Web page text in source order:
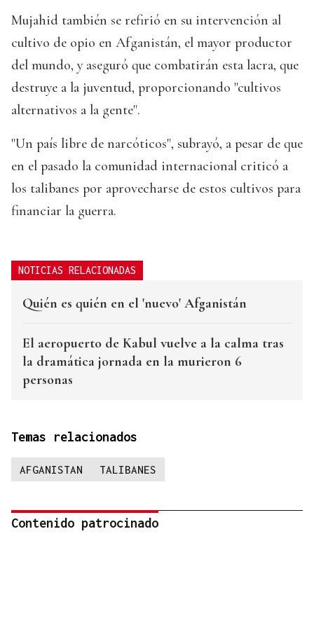
Mujahid también se refirió en su intervención al
cultivo de opio en Afganistán, el mayor productor
del mundo, y aseguró que combatirán esta lacra, que
destruye a la juventud, proporcionando "cultivos
alternativos a la gente".
"Un país libre de narcóticos", subrayó, a pesar de que
en el pasado la comunidad internacional criticó a
los talibanes por aprovecharse de estos cultivos para
financiar la guerra.
NOTICIAS RELACIONADAS
Quién es quién en el 'nuevo' Afganistán
El aeropuerto de Kabul vuelve a la calma tras
la dramática jornada en la murieron 6
personas
Temas relacionados
AFGANISTAN TALIBANES
Contenido patrocinado